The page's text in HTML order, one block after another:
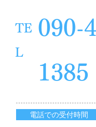
090-
1385
TE
L
電話での受付時間